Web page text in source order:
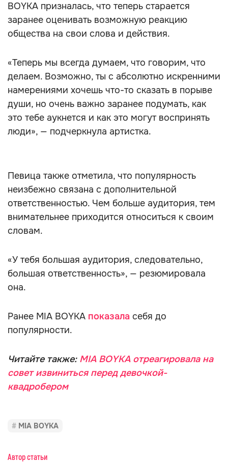
BOYKA призналась, что теперь старается
заранее оценивать возможную реакцию
общества на свои слова и действия.
«Теперь мы всегда думаем, что говорим, что
делаем. Возможно, ты с абсолютно искренними
намерениями хочешь что-то сказать в порыве
души, но очень важно заранее подумать, как
это тебе аукнется и как это могут воспринять
люди», — подчеркнула артистка.
Певица также отметила, что популярность
неизбежно связана с дополнительной
ответственностью. Чем больше аудитория, тем
внимательнее приходится относиться к своим
словам.
«У тебя большая аудитория, следовательно,
большая ответственность», — резюмировала
она.
Ранее MIA BOYKA показала себя до
популярности.
Читайте также: MIA BOYKA отреагировала на
совет извиниться перед девочкой-
квадробером
MIA BOYKA
Автор статьи